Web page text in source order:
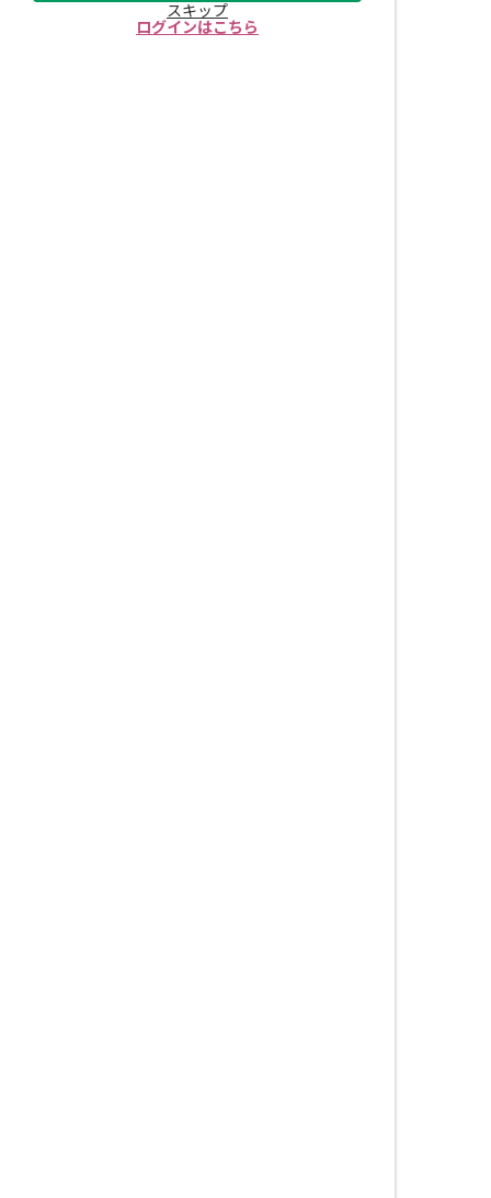
スキップ
ログインはこちら